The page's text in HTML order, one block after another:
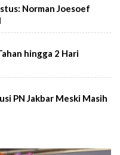
Norman Joesoef
hingga 2 Hari
PN Jakbar Meski Masih